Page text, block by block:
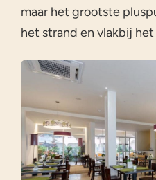
maar het grootste
het strand en vlakbij